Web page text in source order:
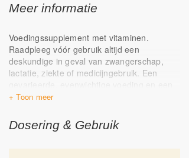
Meer informatie
Voedingssupplement met vitaminen.
Raadpleeg vóór gebruik altijd een
deskundige in geval van zwangerschap,
lactatie, ziekte of medicijngebruik. Een
gevarieerde, evenwichtige voeding en een
gezonde levensstijl zijn belangrijk.
vervanging voor een gevarieerde voeding.
Buiten bereik van kinderen houden.
Dosering & Gebruik